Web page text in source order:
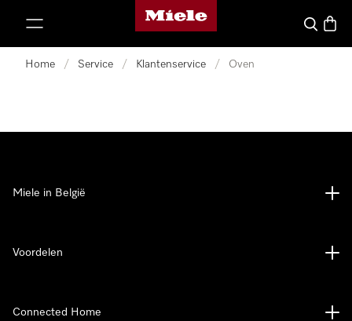
Miele homepage
Wat zoek
Home / Service / Klantenservice / Oven
Miele in België
Voordelen
Connected Home